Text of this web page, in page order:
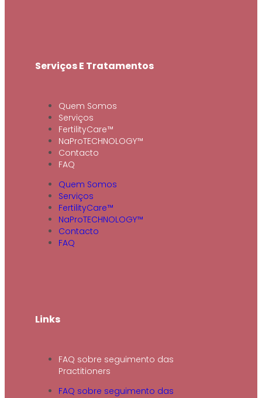
Serviços E Tratamentos
Quem Somos
Serviços
FertilityCare™
NaProTECHNOLOGY™
Contacto
FAQ
Quem Somos
Serviços
FertilityCare™
NaProTECHNOLOGY™
Contacto
FAQ
Links
FAQ sobre seguimento das
Practitioners
FAQ sobre seguimento das